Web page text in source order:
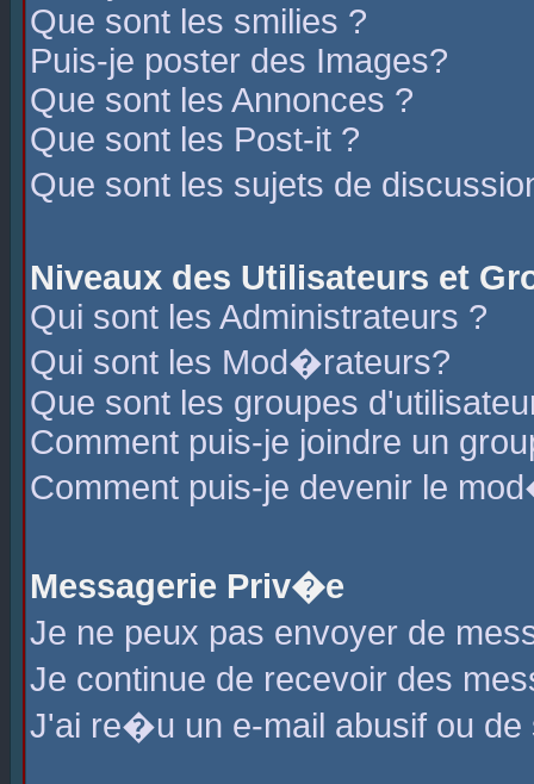
Que sont les smilies ?
Puis-je poster des Images?
Que sont les Annonces ?
Que sont les Post-it ?
Que sont les sujets de
Niveaux des Utilisateurs et
Qui sont les Administrateurs ?
Qui sont les Mod�rateurs?
Que sont les groupes
Comment puis-je joindre un
Comment puis-je devenir le
Messagerie Priv�e
Je ne peux pas envoyer de
Je continue de recevoir des
J'ai re�u un e-mail abusif ou de